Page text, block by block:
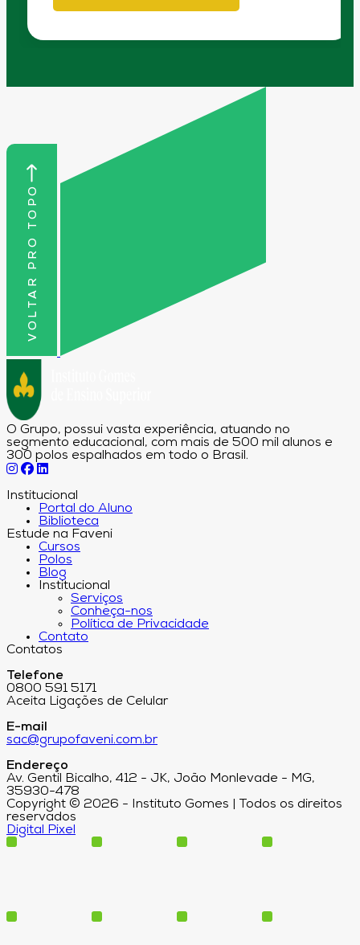
VOLTAR PRO TOPO
O Grupo, possui vasta experiência, atuando no
segmento educacional, com mais de 500 mil alunos e
300 polos espalhados em todo o Brasil.
Institucional
Portal do Aluno
Biblioteca
Estude na Faveni
Cursos
Polos
Blog
Institucional
Serviços
Conheça-nos
Política de Privacidade
Contato
Contatos
Telefone
0800 591 5171
Aceita Ligações de Celular
E-mail
sac@grupofaveni.com.br
Endereço
Av. Gentil Bicalho, 412 - JK, João Monlevade - MG,
35930-478
Copyright © 2026 - Instituto Gomes | Todos os direitos
reservados
Digital Pixel